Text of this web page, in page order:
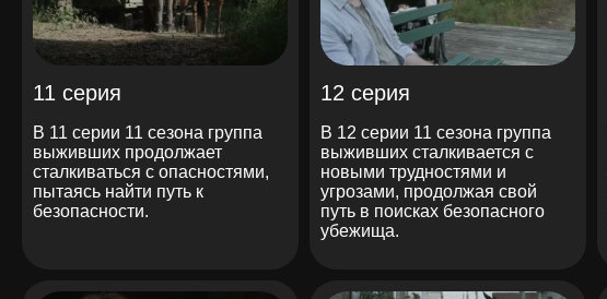
11 серия
В 11 серии 11 сезона группа
выживших продолжает
сталкиваться с опасностями,
пытаясь найти путь к
безопасности.
12 серия
В 12 серии 11 сезона группа
выживших сталкивается с
новыми трудностями и
угрозами, продолжая свой
путь в поисках безопасного
убежища.